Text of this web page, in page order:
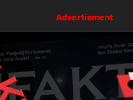
Advertisment